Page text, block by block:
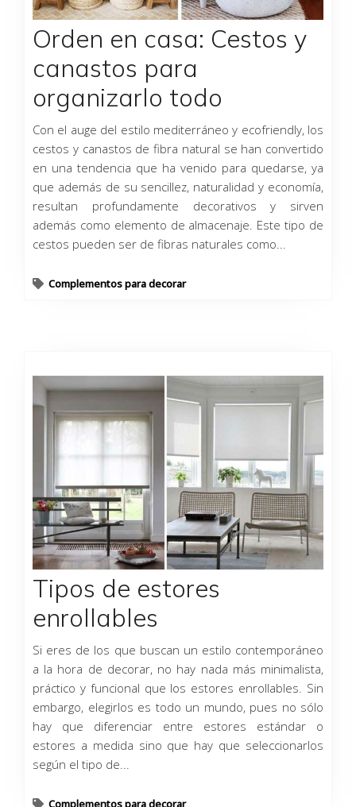
Orden en casa: Cestos y
canastos para
organizarlo todo
Con el auge del estilo mediterráneo y ecofriendly, los
cestos y canastos de fibra natural se han convertido
en una tendencia que ha venido para quedarse, ya
que además de su sencillez, naturalidad y economía,
resultan profundamente decorativos y sirven
además como elemento de almacenaje. Este tipo de
cestos pueden ser de fibras naturales como...
Complementos para decorar
Tipos de estores
enrollables
Si eres de los que buscan un estilo contemporáneo
a la hora de decorar, no hay nada más minimalista,
práctico y funcional que los estores enrollables. Sin
embargo, elegirlos es todo un mundo, pues no sólo
hay que diferenciar entre estores estándar o
estores a medida sino que hay que seleccionarlos
según el tipo de...
Complementos para decorar